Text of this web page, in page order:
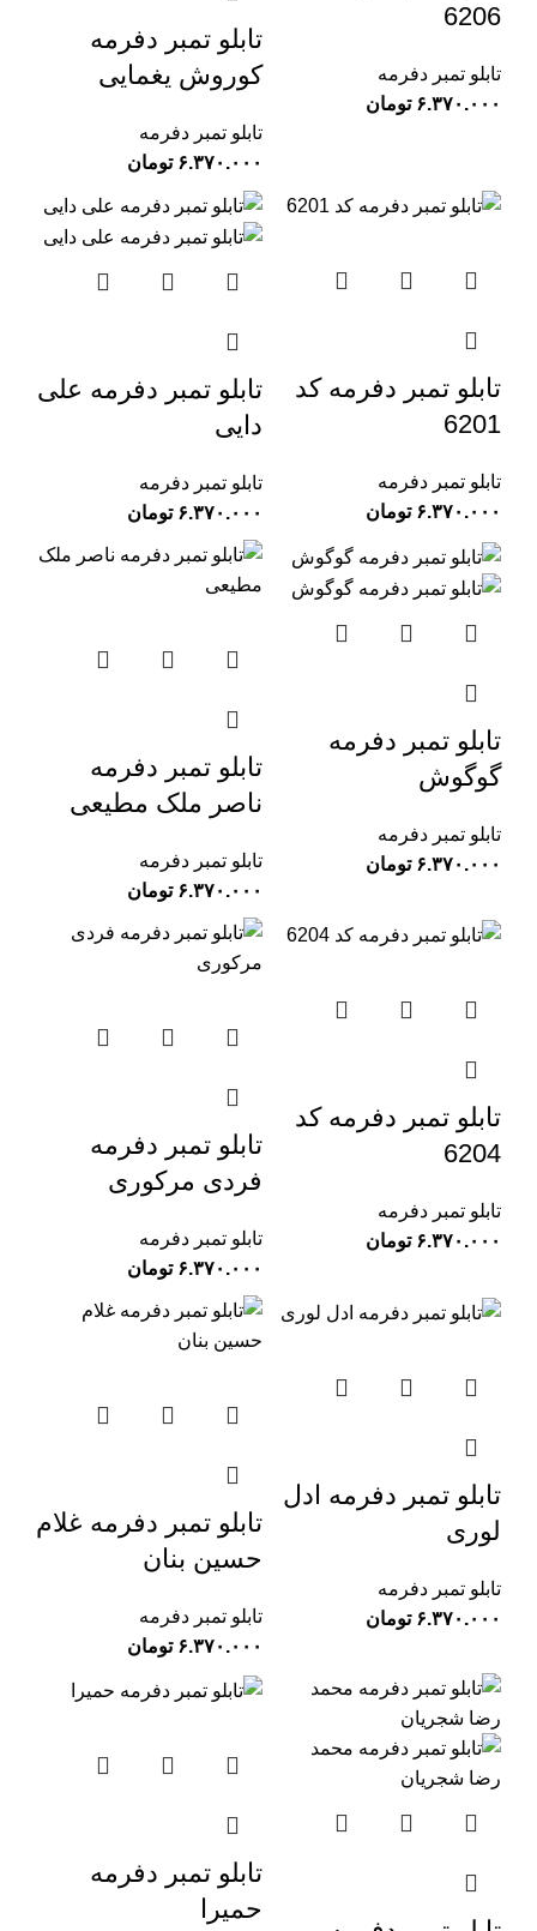
6206
تابلو تمبر دفرمه
تومان
تابلو تمبر دفرمه
کوروش یغمایی
تابلو تمبر دفرمه
تومان
تابلو تمبر دفرمه کد
6201
تابلو تمبر دفرمه
تومان
تابلو تمبر دفرمه علی
دایی
تابلو تمبر دفرمه
تومان
تابلو تمبر دفرمه
گوگوش
تابلو تمبر دفرمه
تومان
تابلو تمبر دفرمه
ناصر ملک مطیعی
تابلو تمبر دفرمه
تومان
تابلو تمبر دفرمه کد
6204
تابلو تمبر دفرمه
تومان
تابلو تمبر دفرمه
فردی مرکوری
تابلو تمبر دفرمه
تومان
تابلو تمبر دفرمه ادل
لوری
تابلو تمبر دفرمه
تومان
تابلو تمبر دفرمه غلام
حسین بنان
تابلو تمبر دفرمه
تومان
تابلو تمبر دفرمه
حمیرا